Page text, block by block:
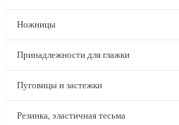
Ножницы
Принадлежности для глажки
Пуговицы и застежки
Резинка, эластичная тесьма